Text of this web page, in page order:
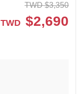
TWD $3,350
TWD $2,690